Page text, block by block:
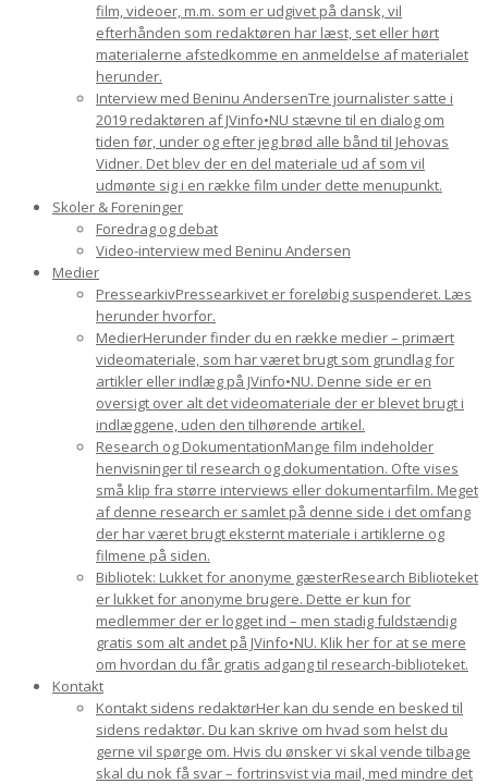
film, videoer, m.m. som er udgivet på dansk, vil
efterhånden som redaktøren har læst, set eller hørt
materialerne afstedkomme en anmeldelse af materialet
herunder.
Interview med Beninu AndersenTre journalister satte i
2019 redaktøren af JVinfo•NU stævne til en dialog om
tiden før, under og efter jeg brød alle bånd til Jehovas
Vidner. Det blev der en del materiale ud af som vil
udmønte sig i en række film under dette menupunkt.
Skoler & Foreninger
Foredrag og debat
Video-interview med Beninu Andersen
Medier
PressearkivPressearkivet er foreløbig suspenderet. Læs
herunder hvorfor.
MedierHerunder finder du en række medier – primært
videomateriale, som har været brugt som grundlag for
artikler eller indlæg på JVinfo•NU. Denne side er en
oversigt over alt det videomateriale der er blevet brugt i
indlæggene, uden den tilhørende artikel.
Research og DokumentationMange film indeholder
henvisninger til research og dokumentation. Ofte vises
små klip fra større interviews eller dokumentarfilm. Meget
af denne research er samlet på denne side i det omfang
der har været brugt eksternt materiale i artiklerne og
filmene på siden.
Bibliotek: Lukket for anonyme gæsterResearch Biblioteket
er lukket for anonyme brugere. Dette er kun for
medlemmer der er logget ind – men stadig fuldstændig
gratis som alt andet på JVinfo•NU. Klik her for at se mere
om hvordan du får gratis adgang til research-biblioteket.
Kontakt
Kontakt sidens redaktørHer kan du sende en besked til
sidens redaktør. Du kan skrive om hvad som helst du
gerne vil spørge om. Hvis du ønsker vi skal vende tilbage
skal du nok få svar – fortrinsvist via mail, med mindre det